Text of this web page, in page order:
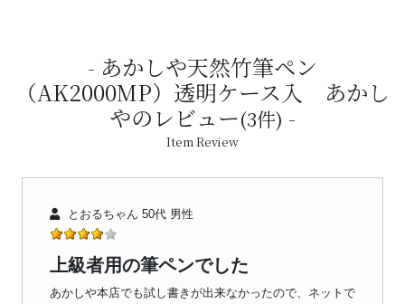
あかしや天然竹筆ペン
（AK2000MP）透明ケース入 あかし
やのレビュー(3件)
Item Review
とおるちゃん 50代 男性
上級者用の筆ペンでした
あかしや本店でも試し書きが出来なかったので、ネットで